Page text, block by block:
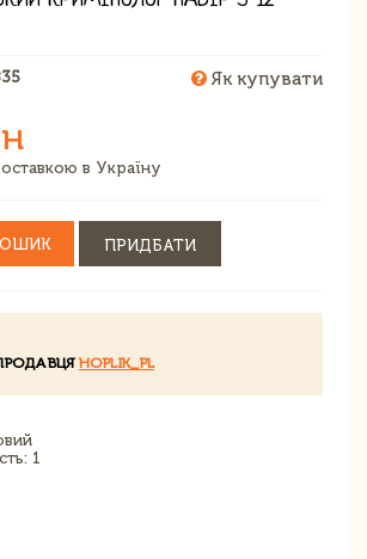
Як купувати
в Україну
ПРИДБАТИ
HOPLIK_PL
1